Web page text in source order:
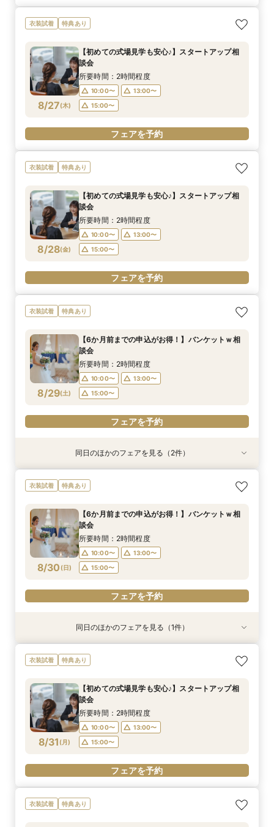
衣装試着 特典あり
8/27(木)
【初めての式場見学も安心♪】スタートアップ相
談会
所要時間：2時間程度
10:00〜
13:00〜
15:00〜
フェアを予約
衣装試着 特典あり
8/28(金)
【初めての式場見学も安心♪】スタートアップ相
談会
所要時間：2時間程度
10:00〜
13:00〜
15:00〜
フェアを予約
衣装試着 特典あり
8/29(土)
【6か月前までの申込がお得！】バンケットｗ相
談会
所要時間：2時間程度
10:00〜
13:00〜
15:00〜
フェアを予約
特典あり
8/29(土)
【初めての式場見学も安心♪】スタートアップ相
談会
10:00〜
15:00〜
フェアを予約
特典あり
8/29(土)
新作衣裳続々入荷！衣装試着＆相談会
10:00〜
13:00〜
15:00〜
フェアを予約
同日のほかのフェアを見る（2件）
衣装試着 特典あり
8/30 (日)
【6か月前までの申込がお得！】バンケットｗ相
談会
所要時間：2時間程度
10:00〜
13:00〜
15:00〜
フェアを予約
特典あり
8/30 日 )
新作衣裳続々入荷！衣装試着＆相談会
10:00〜
13:00〜
15:00〜
フェアを予約
同日のほかのフェアを見る（1件）
衣装試着 特典あり
8/31 (月)
【初めての式場見学も安心♪】スタートアップ相
談会
所要時間：2時間程度
10:00〜
13:00〜
15:00〜
フェアを予約
衣装試着 特典あり